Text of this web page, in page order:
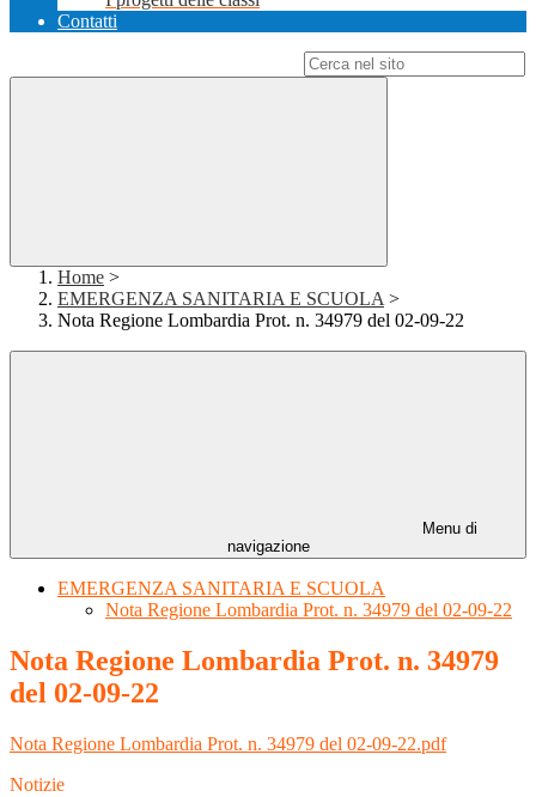
Contatti
Home >
EMERGENZA SANITARIA E SCUOLA >
Nota Regione Lombardia Prot. n. 34979 del 02-09-22
Menu di
navigazione
EMERGENZA SANITARIA E SCUOLA
Nota Regione Lombardia Prot. n. 34979 del 02-09-22
Nota Regione Lombardia Prot. n. 34979
del 02-09-22
Nota Regione Lombardia Prot. n. 34979 del 02-09-22.pdf
Notizie